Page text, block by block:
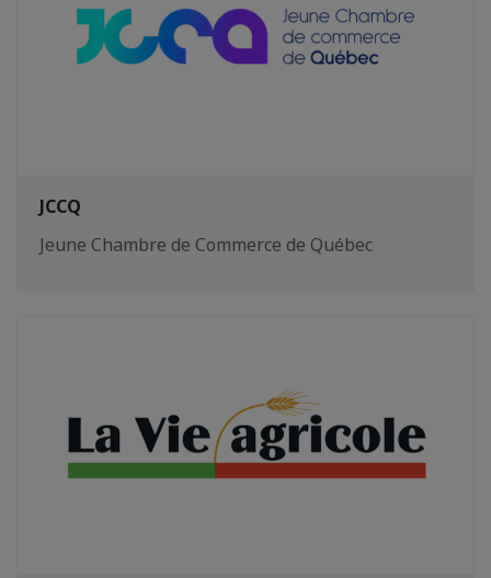
JCCQ
Jeune Chambre de Commerce de Québec